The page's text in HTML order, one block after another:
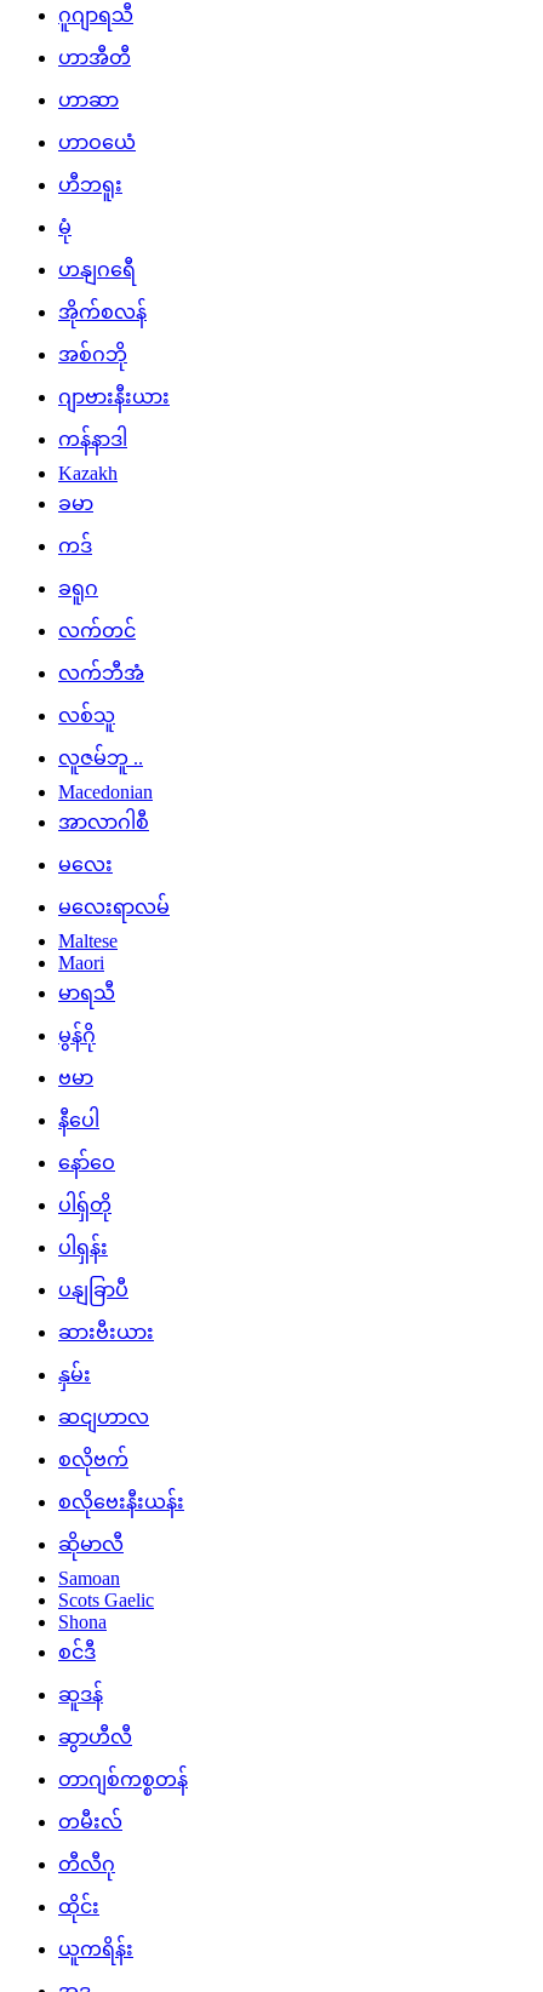
ဂူဂျာရသီ
ဟာအီတီ
ဟာဆာ
ဟာဝယေံ
ဟီဘရူး
မုံ
ဟနျဂရေီ
အိုက်စလန်
အစ်ဂဘို
ဂျာဗားနီးယား
ကန်နာဒါ
Kazakh
ခမာ
ကဒ်
ခရူဂ
လက်တင်
လက်ဘီအံ
လစ်သူ
လူဇမ်ဘူ ..
Macedonian
အာလာဂါစီ
မလေး
မလေးရာလမ်
Maltese
Maori
မာရသီ
မွန်ဂို
ဗမာ
နီပေါ
နော်ဝေ
ပါရှ်တို
ပါရှန်း
ပနျခြာပီ
ဆားဗီးယား
နှမ်း
ဆငျဟာလ
စလိုဗက်
စလိုဗေးနီးယန်း
ဆိုမာလီ
Samoan
Scots Gaelic
Shona
စင်ဒီ
ဆူဒန်
ဆွာဟီလီ
တာဂျစ်ကစ္စတန်
တမီးလ်
တီလီဂု
ထိုင်း
ယူကရိန်း